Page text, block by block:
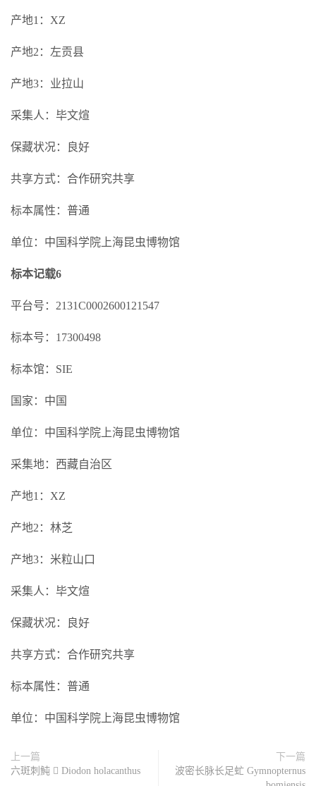
产地1：XZ
产地2：左贡县
产地3：业拉山
采集人：毕文煊
保藏状况：良好
共享方式：合作研究共享
标本属性：普通
单位：中国科学院上海昆虫博物馆
标本记载6
平台号：2131C0002600121547
标本号：17300498
标本馆：SIE
国家：中国
单位：中国科学院上海昆虫博物馆
采集地：西藏自治区
产地1：XZ
产地2：林芝
产地3：米粒山口
采集人：毕文煊
保藏状况：良好
共享方式：合作研究共享
标本属性：普通
单位：中国科学院上海昆虫博物馆
上一篇
六斑刺魨  Diodon holacanthus
下一篇
波密长脉长足虻 Gymnopternus